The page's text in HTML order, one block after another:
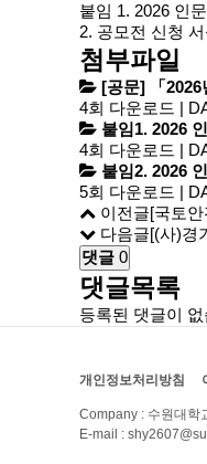
붙임 1. 2026 인
2. 공모전 신청
첨부파일
[공문] 「2026
4회 다운로드 |
붙임1. 2026
4회 다운로드 |
붙임2. 2026
5회 다운로드 |
이전글[국토
다음글[(사)경
댓글 0
댓글목록
등록된 댓글이
개인정보처리방침
Company : 수원대
E-mail :